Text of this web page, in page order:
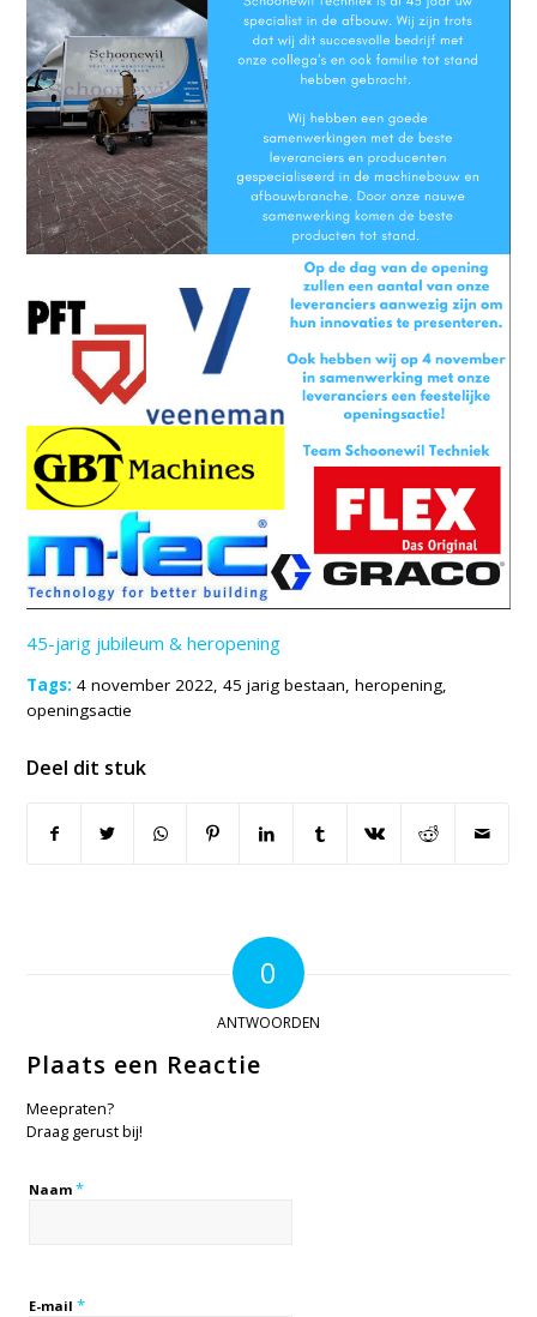
45-jarig jubileum & heropening
Tags: 4 november 2022,45 jarig bestaan,heropening,
openingsactie
Deel dit stuk
0
ANTWOORDEN
Plaats een Reactie
Meepraten?
Draag gerust bij!
Naam*
E-mail*